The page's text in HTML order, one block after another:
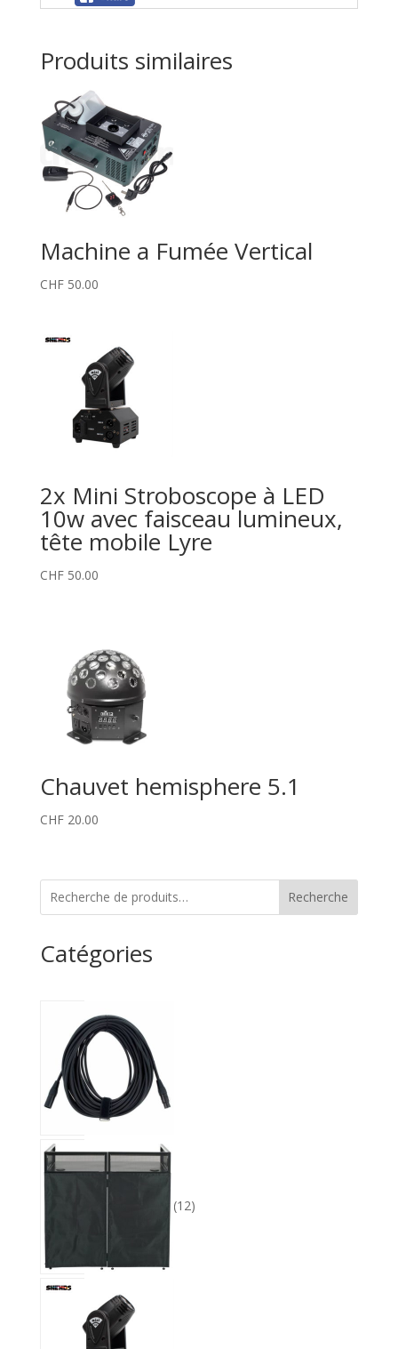
Produits similaires
Machine a Fumée Vertical
CHF50.00
2x Mini Stroboscope à LED
10w avec faisceau lumineux,
tête mobile Lyre
CHF50.00
Chauvet hemisphere 5.1
CHF20.00
Recherche
Catégories
Cables 1
Equipement 12
Lights